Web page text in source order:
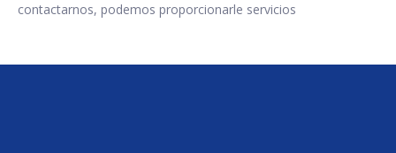
contactarnos, podemos proporcionarle servicios